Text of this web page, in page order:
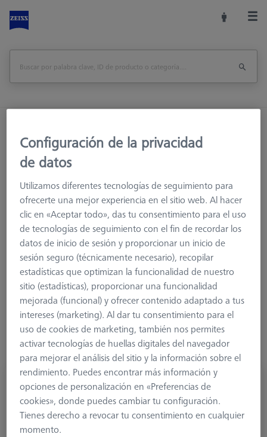
M5
Palpador
Ø Esfera (DK) Longitud (L) la medición de la
Más filtros
Palpador cilíndrico M5, DK3 L33.75
626115-0303-034
Configuración de la privacidad
de datos
Utilizamos diferentes tecnologías de seguimiento para
ofrecerte una mejor experiencia en el sitio web. Al hacer
clic en «Aceptar todo», das tu consentimiento para el uso
de tecnologías de seguimiento con el fin de recordar los
datos de inicio de sesión y proporcionar un inicio de
sesión seguro (técnicamente necesario), recopilar
estadísticas que optimizan la funcionalidad de nuestro
sitio (estadísticas), proporcionar una funcionalidad
mejorada (funcional) y ofrecer contenido adaptado a tus
intereses (marketing). Al dar tu consentimiento para el
uso de cookies de marketing, también nos permites
activar tecnologías de huellas digitales del navegador
para mejorar el análisis del sitio y la información sobre el
rendimiento. Puedes encontrar más información y
opciones de personalización en «Preferencias de
cookies», donde puedes cambiar tu configuración.
Tienes derecho a revocar tu consentimiento en cualquier
momento.